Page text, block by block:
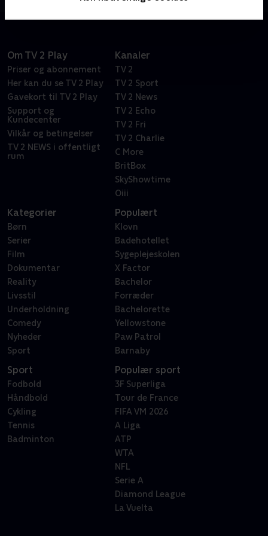
Om TV 2 Play
Priser og abonnement
Her kan du se TV 2 Play
Gavekort til TV 2 Play
Support og
Kundecenter
Vilkår og betingelser
TV 2 NEWS i offentligt
rum
Kanaler
TV 2
TV 2 Sport
TV 2 News
TV 2 Echo
TV 2 Fri
TV 2 Charlie
C More
BritBox
SkyShowtime
Oiii
Kategorier
Børn
Serier
Film
Dokumentar
Reality
Livsstil
Underholdning
Comedy
Nyheder
Sport
Populært
Klovn
Badehotellet
Sygeplejeskolen
X Factor
Bachelor
Forræder
Bachelorette
Yellowstone
Paw Patrol
Barnaby
Sport
Fodbold
Håndbold
Cykling
Tennis
Badminton
Populær sport
3F Superliga
Tour de France
FIFA VM 2026
A Liga
ATP
WTA
NFL
Serie A
Diamond League
La Vuelta